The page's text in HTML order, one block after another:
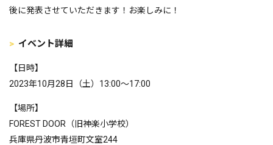
後に発表させていただきます！お楽しみに！
イベント詳細
【日時】
2023年10月28日（土）13:00～17:00
【場所】
FOREST DOOR（旧神楽小学校）
兵庫県丹波市青垣町文室244